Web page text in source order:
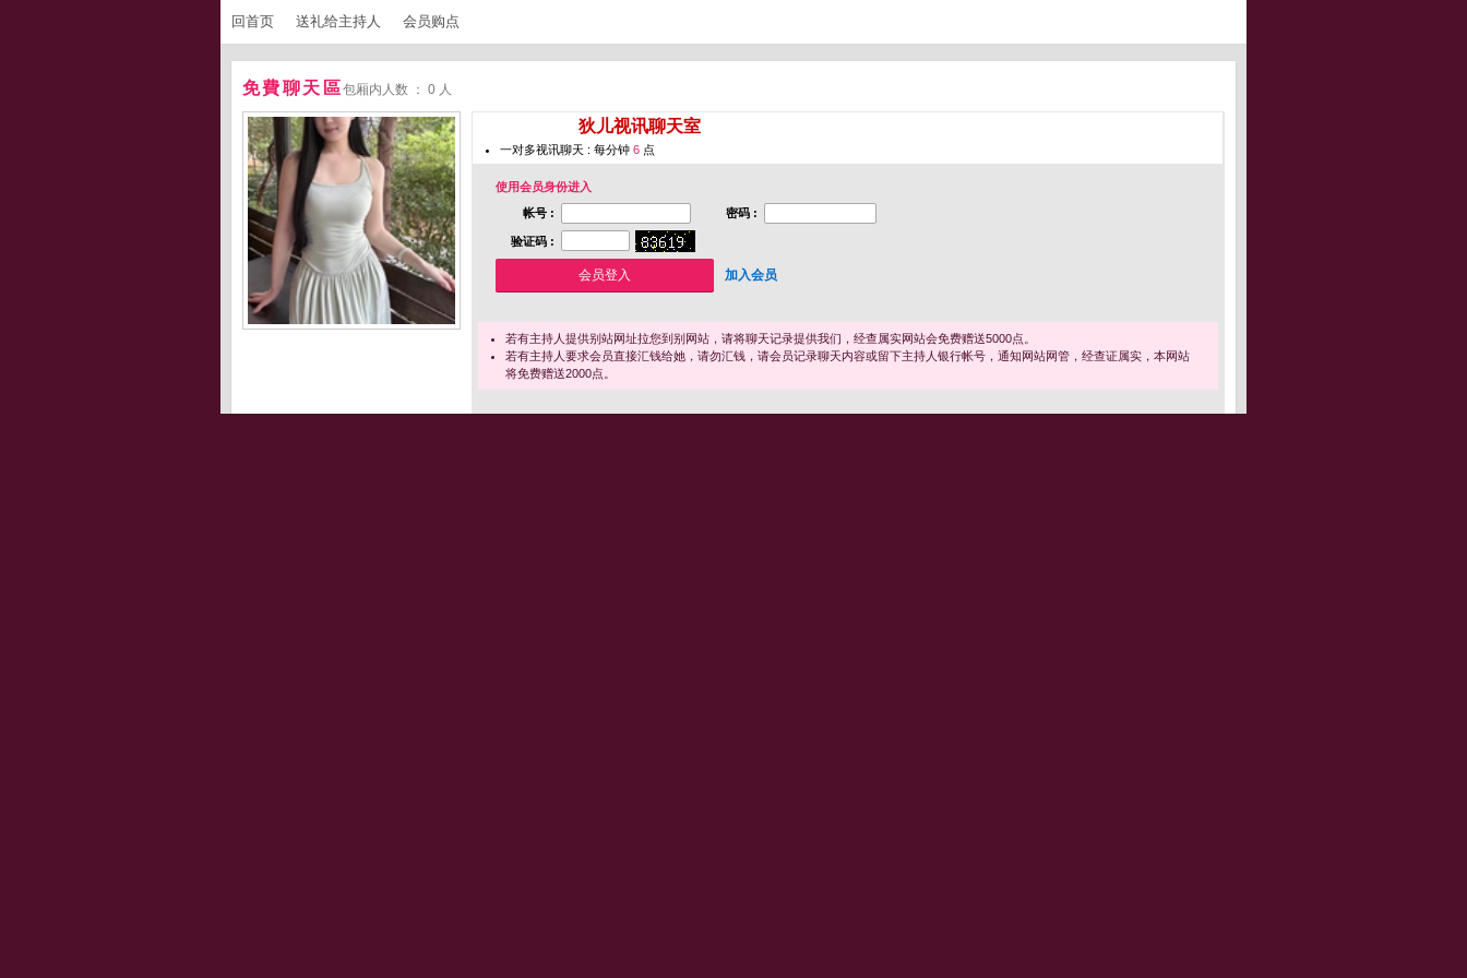
回首页 送礼给主持人 会员购点
免費聊天區包厢内人数 ： 0 人
狄儿视讯聊天室
一对多视讯聊天 : 每分钟 6 点
使用会员身份进入
帐号 :
密码 :
验证码 :
加入会员
若有主持人提供别站网址拉您到别网站，请将聊天记录提供我们，经查属实网站会免费赠送5000点。
若有主持人要求会员直接汇钱给她，请勿汇钱，请会员记录聊天内容或留下主持人银行帐号，通知网站网管，经查证属实，本网站
将免费赠送2000点。